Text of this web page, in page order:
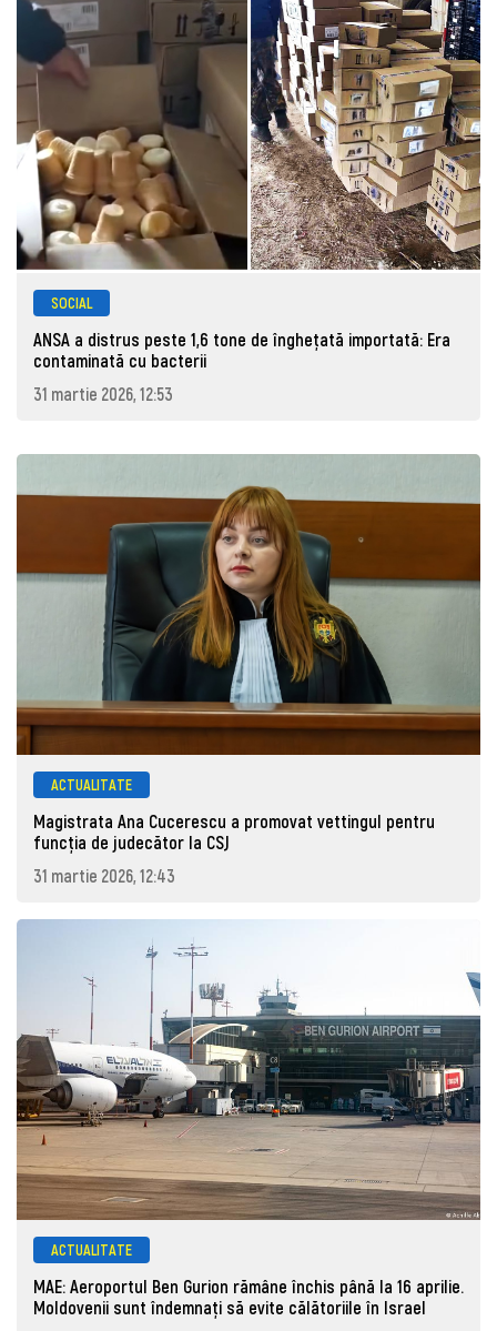
SOCIAL
ANSA a distrus peste 1,6 tone de înghețată importată: Era
contaminată cu bacterii
31 martie 2026, 12:53
ACTUALITATE
Magistrata Ana Cucerescu a promovat vettingul pentru
funcția de judecător la CSJ
31 martie 2026, 12:43
ACTUALITATE
MAE: Aeroportul Ben Gurion rămâne închis până la 16 aprilie.
Moldovenii sunt îndemnați să evite călătoriile în Israel